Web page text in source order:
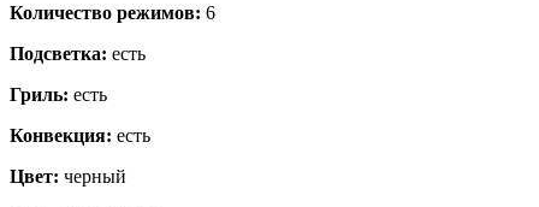
Количество режимов: 6
Подсветка: есть
Гриль: есть
Конвекция: есть
Цвет: черный